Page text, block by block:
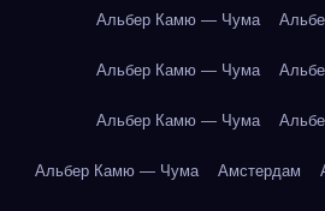
Альбер Камю — Чума
Альбер Камю — Чума
Альбер Камю — Чума
Альбер Камю — Чума Амстердам